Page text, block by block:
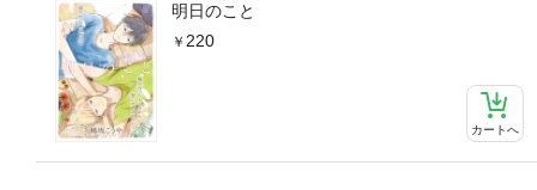
明日のこと
220
カートへ